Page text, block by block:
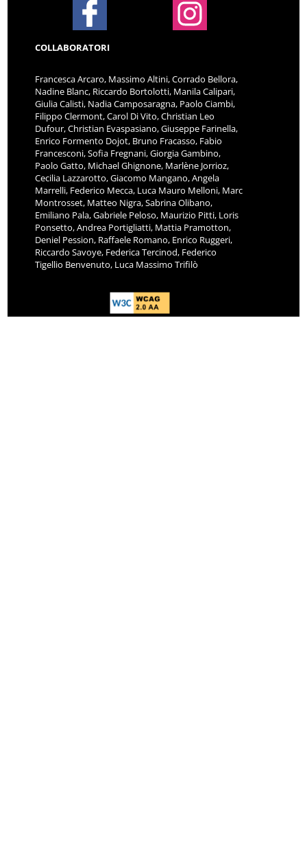
COLLABORATORI
Francesca Arcaro, Massimo Altini, Corrado Bellora,
Nadine Blanc, Riccardo Bortolotti, Manila Calipari,
Giulia Calisti, Nadia Camposaragna, Paolo Ciambi,
Filippo Clermont, Carol Di Vito, Christian Leo
Dufour, Christian Evaspasiano, Giuseppe Farinella,
Enrico Formento Dojot, Bruno Fracasso, Fabio
Francesconi, Sofia Fregnani, Giorgia Gambino,
Paolo Gatto, Michael Ghignone, Marlène Jorrioz,
Cecilia Lazzarotto, Giacomo Mangano, Angela
Marrelli, Federico Mecca, Luca Mauro Melloni, Marc
Montrosset, Matteo Nigra, Sabrina Olibano,
Emiliano Pala, Gabriele Peloso, Maurizio Pitti, Loris
Ponsetto, Andrea Portigliatti, Mattia Pramotton,
Deniel Pession, Raffaele Romano, Enrico Ruggeri,
Riccardo Savoye, Federica Tercinod, Federico
Tigellio Benvenuto, Luca Massimo Trifilò